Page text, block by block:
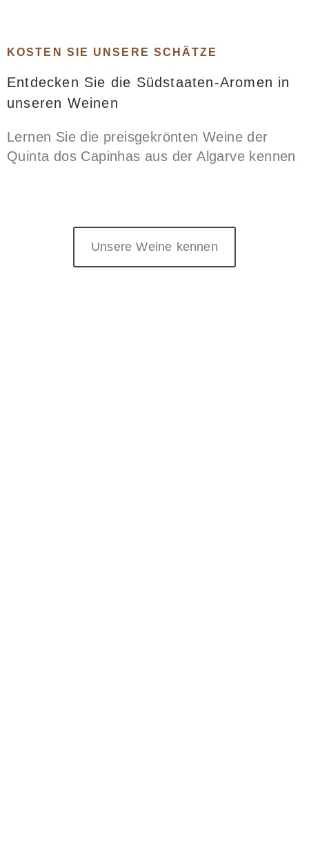
KOSTEN SIE UNSERE SCHÄTZE
Entdecken Sie die Südstaaten-Aromen in
unseren Weinen
Lernen Sie die preisgekrönten Weine der
Quinta dos Capinhas aus der Algarve kennen
Unsere Weine kennen